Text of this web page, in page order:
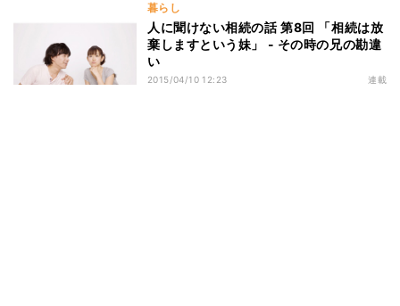
暮らし
人に聞けない相続の話 第8回 「相続は放
棄しますという妹」 - その時の兄の勘違
い
2015/04/10 12:23 連載